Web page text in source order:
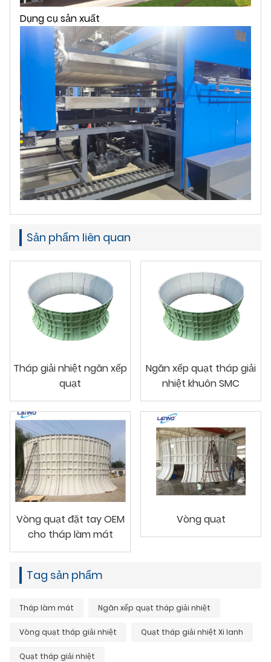
Dụng cụ sản xuất
Sản phẩm liên quan
Tháp giải nhiệt ngăn xếp
quạt
Ngăn xếp quạt tháp giải
nhiệt khuôn SMC
Vòng quạt đặt tay OEM
cho tháp làm mát
Vòng quạt
Tag sản phẩm
Tháp làm mát Ngăn xếp quạt tháp giải nhiệt
Vòng quạt tháp giải nhiệt Quạt tháp giải nhiệt Xi lanh
Quạt tháp giải nhiệt